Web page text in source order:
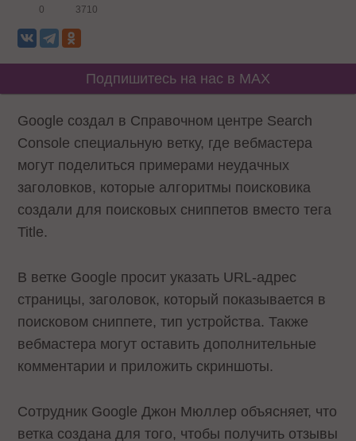
0 3710
Подпишитесь на нас в MAX
Google создал в Справочном центре Search
Console специальную ветку, где вебмастера
могут поделиться примерами неудачных
заголовков, которые алгоритмы поисковика
создали для поисковых сниппетов вместо тега
Title.
В ветке Google просит указать URL-адрес
страницы, заголовок, который показывается в
поисковом сниппете, тип устройства. Также
вебмастера могут оставить дополнительные
комментарии и приложить скриншоты.
Сотрудник Google Джон Мюллер объясняет, что
ветка создана для того, чтобы получить отзывы